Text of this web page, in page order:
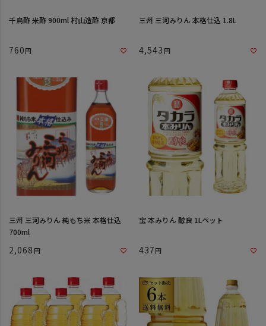
千鳥酢 米酢 900ml 村山造酢 京都
760
三州 三河みりん 本格仕込 1.8L
4,543
三州 三河みりん 純もち米 本格仕込
700ml
2,068
宝 本みりん 醇良 1Lペット
437